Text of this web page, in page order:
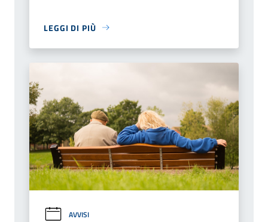
LEGGI DI PIÙ
AVVISI